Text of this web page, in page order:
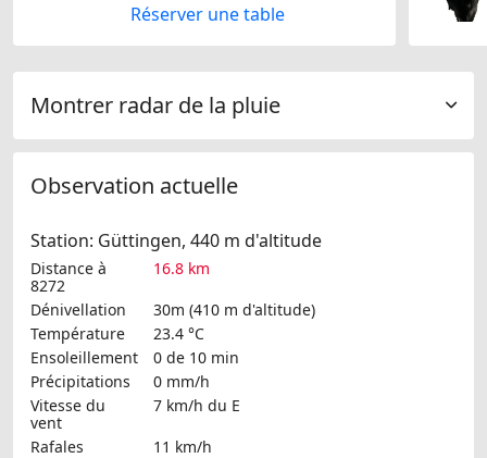
Réserver une table
Montrer radar de la pluie
Observation actuelle
Station: Güttingen, 440 m d'altitude
Distance à
8272
16.8 km
Dénivellation
30m (410 m d'altitude)
Température
23.4 °C
Ensoleillement
0 de 10 min
Précipitations
0 mm/h
Vitesse du
vent
7 km/h du E
Rafales
11 km/h